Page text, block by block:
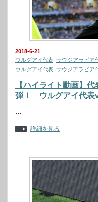
2018-6-21
ウルグアイ代表 サウジアラビア
ウルグアイ代表 サウジアラビア
【ハイライト動画】
弾！ ウルグアイ代表
…
詳細を見る